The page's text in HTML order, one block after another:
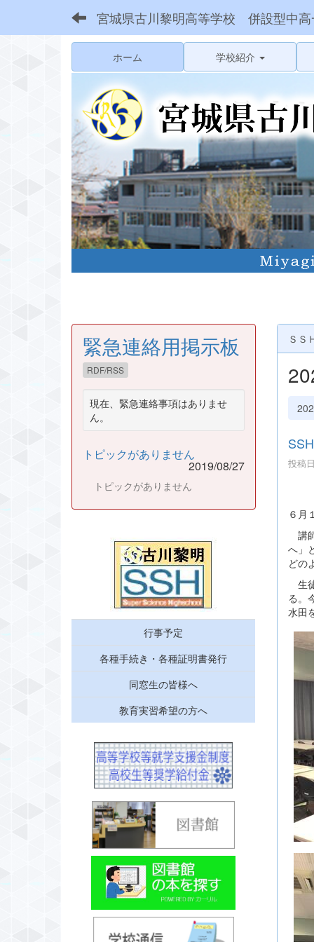
宮城県古川黎明高等学校 併設型中高
ホーム 学校紹介
ＳＳ
投稿
６月
講
へ」
どの
生
る。
水田
緊急連絡用掲示板
RDF/RSS
現在、緊急連絡事項はありませ
ん。
トピックがありません
2019/08/27
トピックがありません
行事予定
各種手続き・各種証明書発行
同窓生の皆様へ
教育実習希望の方へ